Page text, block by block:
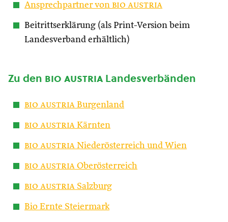
Ansprechpartner von bio austria
Beitrittserklärung (als Print-Version beim
Landesverband erhältlich)
Zu den bio austria Landesverbänden
bio austria Burgenland
bio austria Kärnten
bio austria Niederösterreich und Wien
bio austria Oberösterreich
bio austria Salzburg
Bio Ernte Steiermark